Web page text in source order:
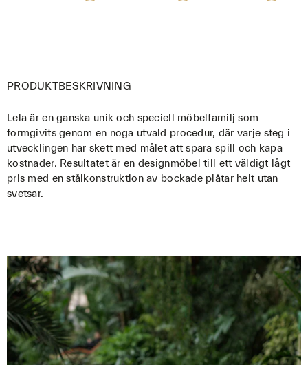
PRODUKTBESKRIVNING
Lela är en ganska unik och speciell möbelfamilj som
formgivits genom en noga utvald procedur, där varje steg i
utvecklingen har skett med målet att spara spill och kapa
kostnader. Resultatet är en designmöbel till ett väldigt lågt
pris med en stålkonstruktion av bockade plåtar helt utan
svetsar.